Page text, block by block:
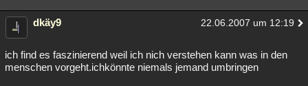
dkäy9 22.06.2007 um 12:19
ich find es faszinierend weil ich nich verstehen kann was in den
menschen vorgeht.ichkönnte niemals jemand umbringen